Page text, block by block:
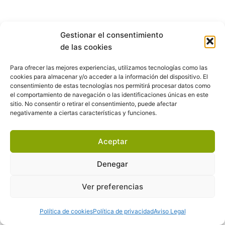
Gestionar el consentimiento
de las cookies
Para ofrecer las mejores experiencias, utilizamos tecnologías como las
cookies para almacenar y/o acceder a la información del dispositivo. El
consentimiento de estas tecnologías nos permitirá procesar datos como
el comportamiento de navegación o las identificaciones únicas en este
sitio. No consentir o retirar el consentimiento, puede afectar
negativamente a ciertas características y funciones.
Aceptar
Denegar
Ver preferencias
Política de cookiesPolítica de privacidadAviso Legal